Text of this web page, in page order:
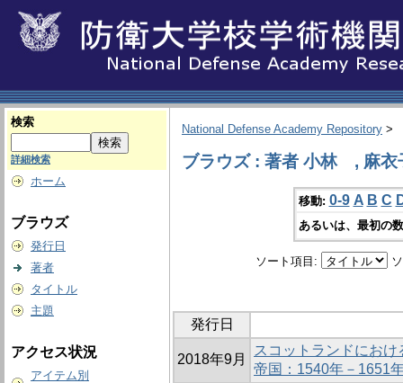
検索
詳細検索
ホーム
ブラウズ
発行日
著者
タイトル
主題
アクセス状況
アイテム別
National Defense Academy Repository >
ブラウズ : 著者 小林 , 麻衣
移動: 0-9 A B C
あるいは、最初の
ソート項目:
発行日
2018年9月
スコットランドにお
帝国：1540年－1651